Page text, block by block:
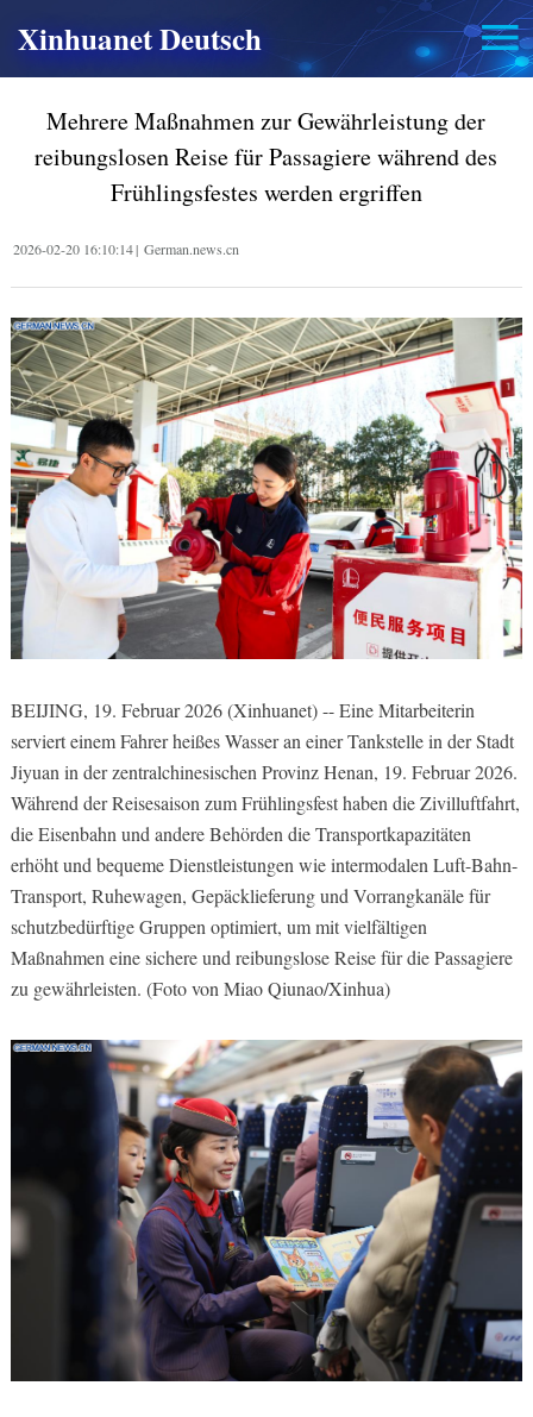
Xinhuanet Deutsch
Mehrere Maßnahmen zur Gewährleistung der
reibungslosen Reise für Passagiere während des
Frühlingsfestes werden ergriffen
2026-02-20 16:10:14| German.news.cn
BEIJING, 19. Februar 2026 (Xinhuanet) -- Eine Mitarbeiterin
serviert einem Fahrer heißes Wasser an einer Tankstelle in der Stadt
Jiyuan in der zentralchinesischen Provinz Henan, 19. Februar 2026.
Während der Reisesaison zum Frühlingsfest haben die Zivilluftfahrt,
die Eisenbahn und andere Behörden die Transportkapazitäten
erhöht und bequeme Dienstleistungen wie intermodalen Luft-Bahn-
Transport, Ruhewagen, Gepäcklieferung und Vorrangkanäle für
schutzbedürftige Gruppen optimiert, um mit vielfältigen
Maßnahmen eine sichere und reibungslose Reise für die Passagiere
zu gewährleisten. (Foto von Miao Qiunao/Xinhua)